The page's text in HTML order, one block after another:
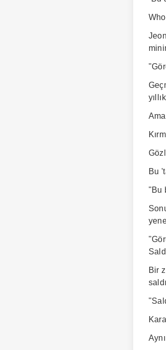
Bu
"Bu
Bir